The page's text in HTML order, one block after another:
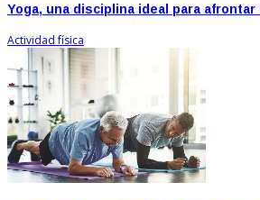
Yoga, una disciplina ideal para
Actividad física